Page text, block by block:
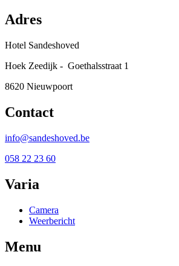
Adres
Hotel Sandeshoved
Hoek Zeedijk - Goethalsstraat 1
8620 Nieuwpoort
Contact
info@sandeshoved.be
058 22 23 60
Varia
Camera
Weerbericht
Menu